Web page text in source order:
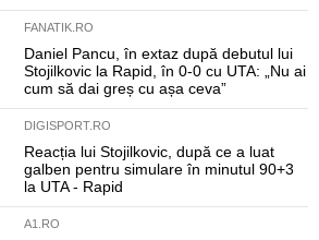
FANATIK.RO
Daniel Pancu, în extaz după debutul lui
Stojilkovic la Rapid, în 0-0 cu UTA: „Nu ai
cum să dai greș cu așa ceva”
DIGISPORT.RO
Reacția lui Stojilkovic, după ce a luat
galben pentru simulare în minutul 90+3
la UTA - Rapid
A1.RO